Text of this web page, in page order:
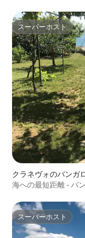
スーパーホスト
スーパーホスト
クラネヴォのバンガ
海への最短距離 - バ
スーパーホスト
スーパーホスト